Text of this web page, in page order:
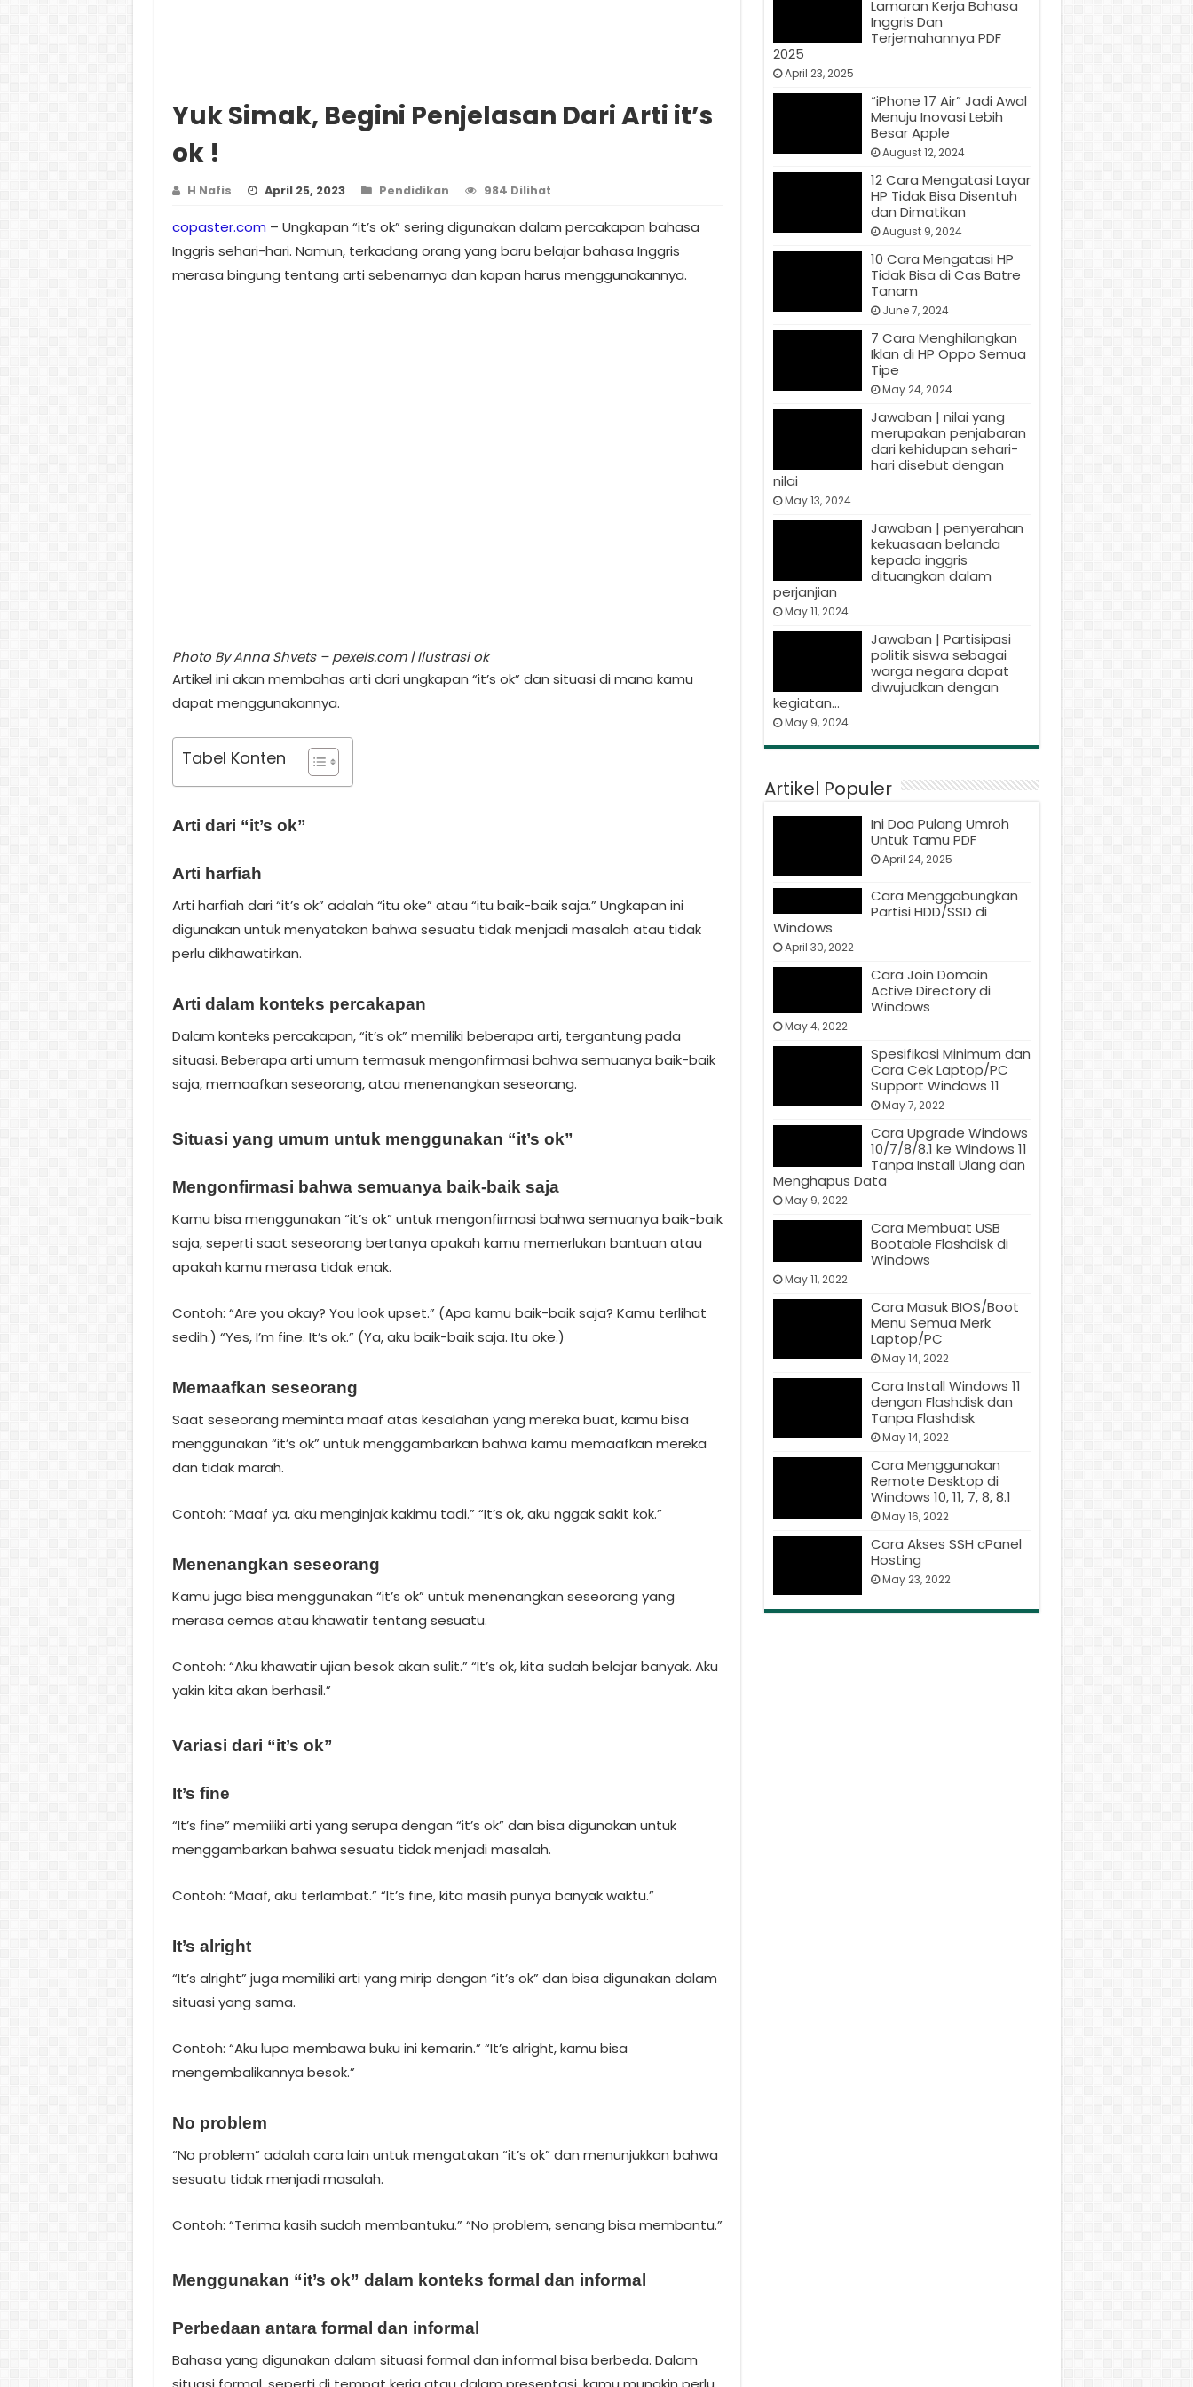
Yuk Simak, Begini Penjelasan Dari Arti it’s
ok !
H Nafis April 25, 2023 Pendidikan 984 Dilihat
copaster.com – Ungkapan “it’s ok” sering digunakan dalam percakapan bahasa
Inggris sehari-hari. Namun, terkadang orang yang baru belajar bahasa Inggris
merasa bingung tentang arti sebenarnya dan kapan harus menggunakannya.
Photo By Anna Shvets – pexels.com | Ilustrasi ok
Artikel ini akan membahas arti dari ungkapan “it’s ok” dan situasi di mana kamu
dapat menggunakannya.
Tabel Konten
Arti dari “it’s ok”
Arti harfiah
Arti harfiah dari “it’s ok” adalah “itu oke” atau “itu baik-baik saja.” Ungkapan ini
digunakan untuk menyatakan bahwa sesuatu tidak menjadi masalah atau tidak
perlu dikhawatirkan.
Arti dalam konteks percakapan
Dalam konteks percakapan, “it’s ok” memiliki beberapa arti, tergantung pada
situasi. Beberapa arti umum termasuk mengonfirmasi bahwa semuanya baik-baik
saja, memaafkan seseorang, atau menenangkan seseorang.
Situasi yang umum untuk menggunakan “it’s ok”
Mengonfirmasi bahwa semuanya baik-baik saja
Kamu bisa menggunakan “it’s ok” untuk mengonfirmasi bahwa semuanya baik-baik
saja, seperti saat seseorang bertanya apakah kamu memerlukan bantuan atau
apakah kamu merasa tidak enak.
Contoh: “Are you okay? You look upset.” (Apa kamu baik-baik saja? Kamu terlihat
sedih.) “Yes, I’m fine. It’s ok.” (Ya, aku baik-baik saja. Itu oke.)
Memaafkan seseorang
Saat seseorang meminta maaf atas kesalahan yang mereka buat, kamu bisa
menggunakan “it’s ok” untuk menggambarkan bahwa kamu memaafkan mereka
dan tidak marah.
Contoh: “Maaf ya, aku menginjak kakimu tadi.” “It’s ok, aku nggak sakit kok.”
Menenangkan seseorang
Kamu juga bisa menggunakan “it’s ok” untuk menenangkan seseorang yang
merasa cemas atau khawatir tentang sesuatu.
Contoh: “Aku khawatir ujian besok akan sulit.” “It’s ok, kita sudah belajar banyak. Aku
yakin kita akan berhasil.”
Variasi dari “it’s ok”
It’s fine
“It’s fine” memiliki arti yang serupa dengan “it’s ok” dan bisa digunakan untuk
menggambarkan bahwa sesuatu tidak menjadi masalah.
Contoh: “Maaf, aku terlambat.” “It’s fine, kita masih punya banyak waktu.”
It’s alright
“It’s alright” juga memiliki arti yang mirip dengan “it’s ok” dan bisa digunakan dalam
situasi yang sama.
Contoh: “Aku lupa membawa buku ini kemarin.” “It’s alright, kamu bisa
mengembalikannya besok.”
No problem
“No problem” adalah cara lain untuk mengatakan “it’s ok” dan menunjukkan bahwa
sesuatu tidak menjadi masalah.
Contoh: “Terima kasih sudah membantuku.” “No problem, senang bisa membantu.”
Menggunakan “it’s ok” dalam konteks formal dan informal
Perbedaan antara formal dan informal
Bahasa yang digunakan dalam situasi formal dan informal bisa berbeda. Dalam
Lamaran Kerja Bahasa
Inggris Dan
Terjemahannya PDF
2025
April 23, 2025
“iPhone 17 Air” Jadi Awal
Menuju Inovasi Lebih
Besar Apple
August 12, 2024
12 Cara Mengatasi Layar
HP Tidak Bisa Disentuh
dan Dimatikan
August 9, 2024
10 Cara Mengatasi HP
Tidak Bisa di Cas Batre
Tanam
June 7, 2024
7 Cara Menghilangkan
Iklan di HP Oppo Semua
Tipe
May 24, 2024
Jawaban | nilai yang
merupakan penjabaran
dari kehidupan sehari-
hari disebut dengan
nilai
May 13, 2024
Jawaban | penyerahan
kekuasaan belanda
kepada inggris
dituangkan dalam
perjanjian
May 11, 2024
Jawaban | Partisipasi
politik siswa sebagai
warga negara dapat
diwujudkan dengan
kegiatan…
May 9, 2024
Artikel Populer
Ini Doa Pulang Umroh
Untuk Tamu PDF
April 24, 2025
Cara Menggabungkan
Partisi HDD/SSD di
Windows
April 30, 2022
Cara Join Domain
Active Directory di
Windows
May 4, 2022
Spesifikasi Minimum dan
Cara Cek Laptop/PC
Support Windows 11
May 7, 2022
Cara Upgrade Windows
10/7/8/8.1 ke Windows 11
Tanpa Install Ulang dan
Menghapus Data
May 9, 2022
Cara Membuat USB
Bootable Flashdisk di
Windows
May 11, 2022
Cara Masuk BIOS/Boot
Menu Semua Merk
Laptop/PC
May 14, 2022
Cara Install Windows 11
dengan Flashdisk dan
Tanpa Flashdisk
May 14, 2022
Cara Menggunakan
Remote Desktop di
Windows 10, 11, 7, 8, 8.1
May 16, 2022
Cara Akses SSH cPanel
Hosting
May 23, 2022